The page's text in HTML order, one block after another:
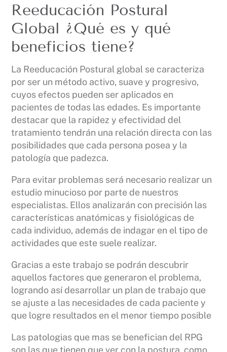
Reeducación Postural
Global ¿Qué es y qué
beneficios tiene?
La Reeducación Postural global se caracteriza
por ser un método activo, suave y progresivo,
cuyos efectos pueden ser aplicados en
pacientes de todas las edades. Es importante
destacar que la rapidez y efectividad del
tratamiento tendrán una relación directa con las
posibilidades que cada persona posea y la
patología que padezca.
Para evitar problemas será necesario realizar un
estudio minucioso por parte de nuestros
especialistas. Ellos analizarán con precisión las
características anatómicas y fisiológicas de
cada individuo, además de indagar en el tipo de
actividades que este suele realizar.
Gracias a este trabajo se podrán descubrir
aquellos factores que generaron el problema,
logrando así desarrollar un plan de trabajo que
se ajuste a las necesidades de cada paciente y
que logre resultados en el menor tiempo posible
Las patologias que mas se benefician del RPG
son las que tienen que ver con la postura, como